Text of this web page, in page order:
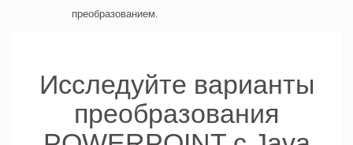
преобразованием.
Исследуйте варианты
преобразования